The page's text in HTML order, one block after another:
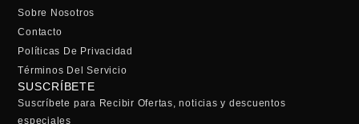
Sobre Nosotros
Contacto
Políticas De Privacidad
Términos Del Servicio
SUSCRÍBETE
Suscríbete para Recibir Ofertas, noticias y descuentos
especiales